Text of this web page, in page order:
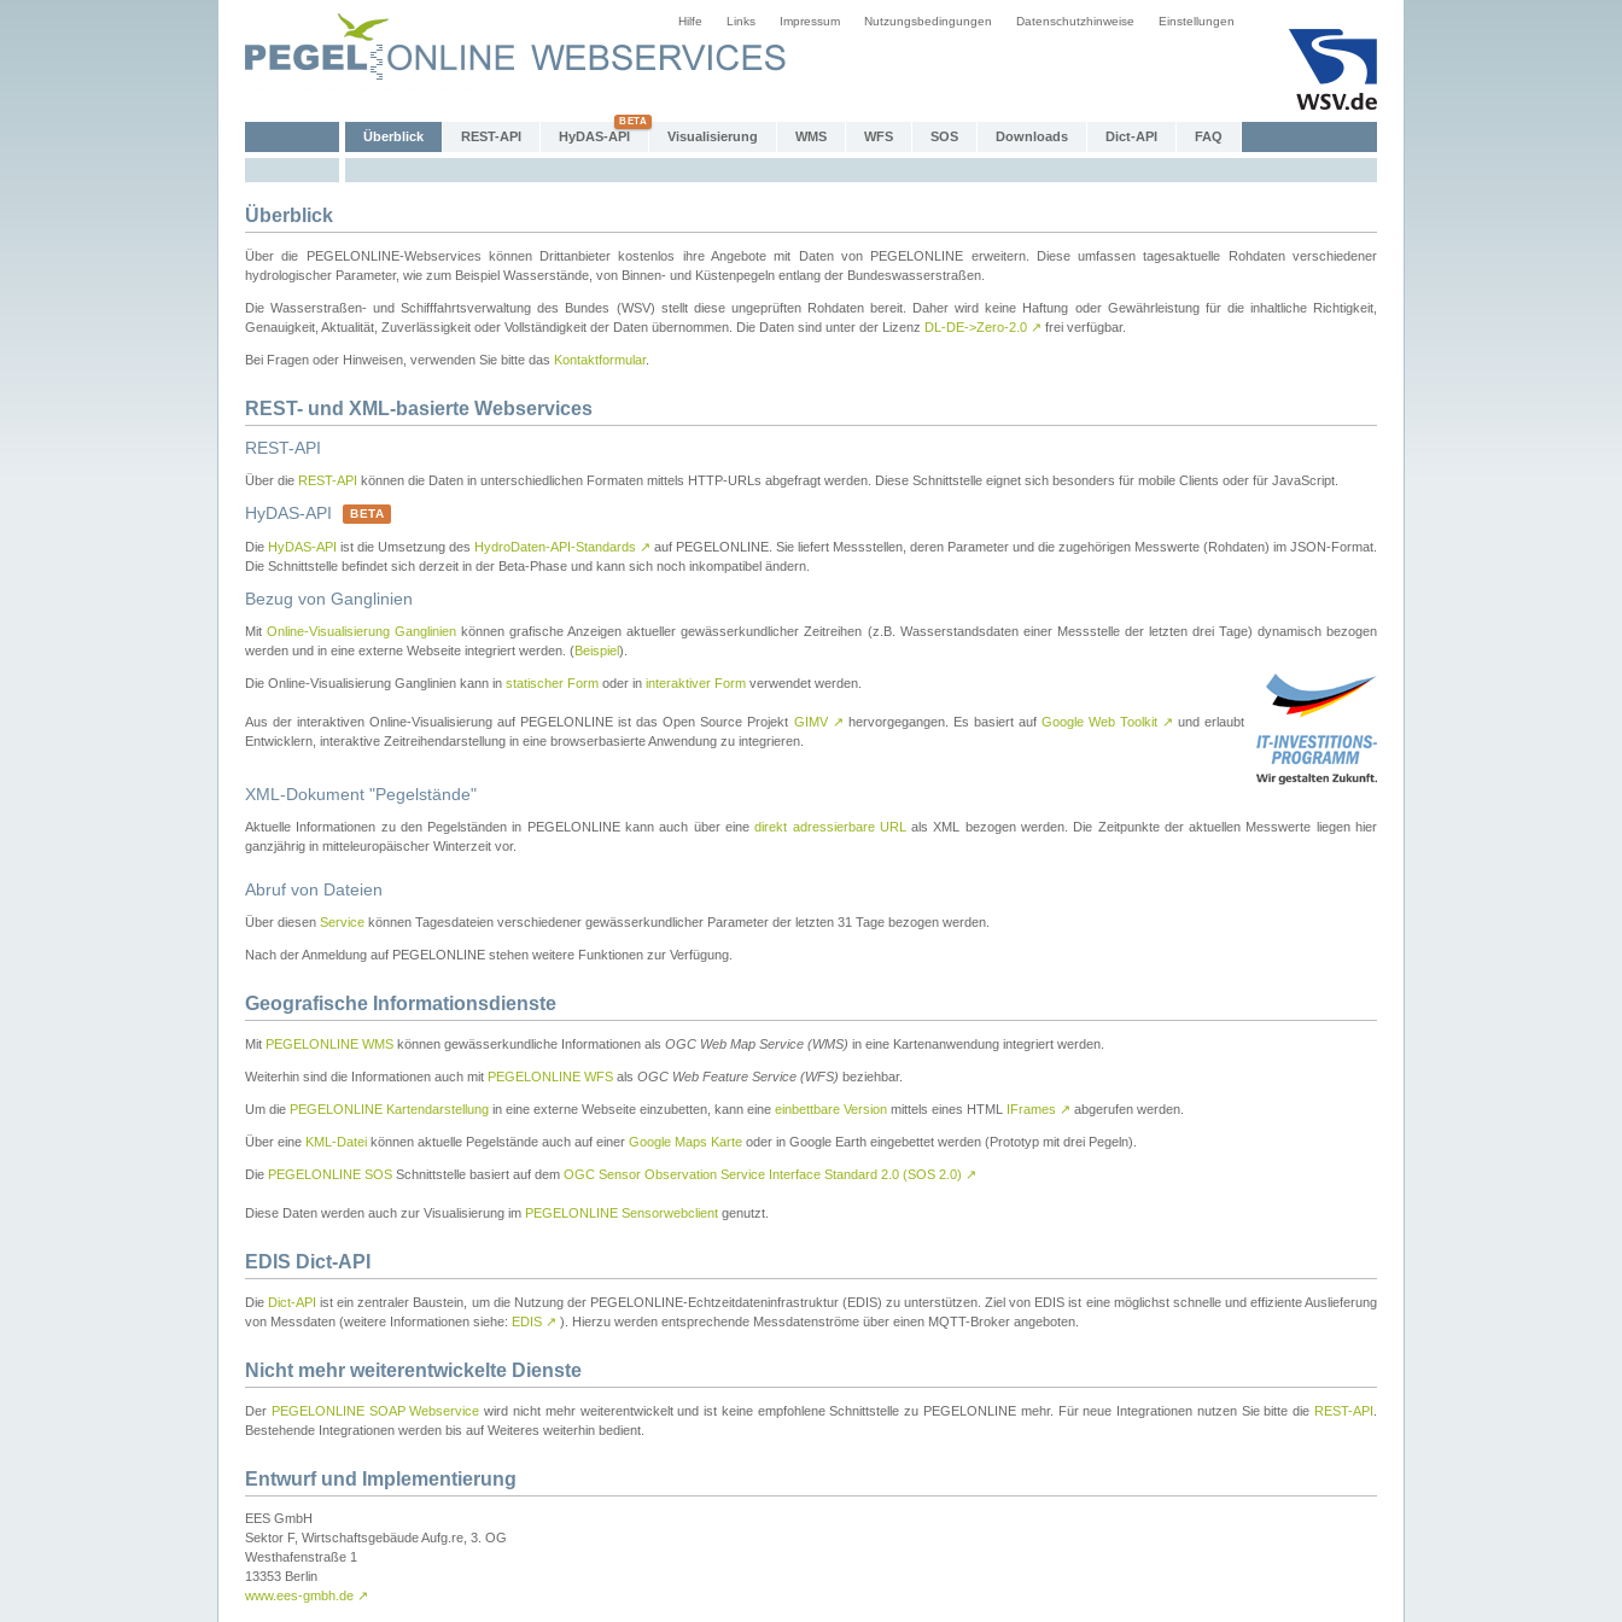
Hilfe Links Impressum Nutzungsbedingungen Datenschutzhinweise Einstellungen
Überblick REST-API HyDAS-API Visualisierung WMS WFS SOS Downloads Dict-API FAQ
Überblick
Über die PEGELONLINE-Webservices können Drittanbieter kostenlos ihre Angebote mit Daten von PEGELONLINE erweitern. Diese umfassen tagesaktuelle Rohdaten verschiedener
hydrologischer Parameter, wie zum Beispiel Wasserstände, von Binnen- und Küstenpegeln entlang der Bundeswasserstraßen.
Die Wasserstraßen- und Schifffahrtsverwaltung des Bundes (WSV) stellt diese ungeprüften Rohdaten bereit. Daher wird keine Haftung oder Gewährleistung für die inhaltliche Richtigkeit,
Genauigkeit, Aktualität, Zuverlässigkeit oder Vollständigkeit der Daten übernommen. Die Daten sind unter der Lizenz DL-DE->Zero-2.0 ↗ frei verfügbar.
Bei Fragen oder Hinweisen, verwenden Sie bitte das Kontaktformular.
REST- und XML-basierte Webservices
REST-API
Über die REST-API können die Daten in unterschiedlichen Formaten mittels HTTP-URLs abgefragt werden. Diese Schnittstelle eignet sich besonders für mobile Clients oder für JavaScript.
HyDAS-API BETA
Die HyDAS-API ist die Umsetzung des HydroDaten-API-Standards ↗ auf PEGELONLINE. Sie liefert Messstellen, deren Parameter und die zugehörigen Messwerte (Rohdaten) im JSON-Format.
Die Schnittstelle befindet sich derzeit in der Beta-Phase und kann sich noch inkompatibel ändern.
Bezug von Ganglinien
MitOnline-Visualisierung Ganglinien können grafische Anzeigen aktueller gewässerkundlicher Zeitreihen (z.B. Wasserstandsdaten einer Messstelle der letzten drei Tage) dynamisch bezogen
werden und in eine externe Webseite integriert werden. (Beispiel).
Die Online-Visualisierung Ganglinien kann in statischer Form oder in interaktiver Form verwendet werden.
Aus der interaktiven Online-Visualisierung auf PEGELONLINE ist das Open Source Projekt GIMV ↗ hervorgegangen. Es basiert auf Google Web Toolkit ↗ und erlaubt
Entwicklern, interaktive Zeitreihendarstellung in eine browserbasierte Anwendung zu integrieren.
XML-Dokument "Pegelstände"
Aktuelle Informationen zu den Pegelständen in PEGELONLINE kann auch über einedirekt adressierbare URL
als XML bezogen werden. Die Zeitpunkte der aktuellen Messwerte liegen hier
ganzjährig in mitteleuropäischer Winterzeit vor.
Abruf von Dateien
Über diesen Service können Tagesdateien verschiedener gewässerkundlicher Parameter der letzten 31 Tage bezogen werden.
Nach der Anmeldung auf PEGELONLINE stehen weitere Funktionen zur Verfügung.
Geografische Informationsdienste
Mit PEGELONLINE WMS können gewässerkundliche Informationen als OGC Web Map Service (WMS) in eine Kartenanwendung integriert werden.
Weiterhin sind die Informationen auch mit PEGELONLINE WFS als OGC Web Feature Service (WFS) beziehbar.
Um die PEGELONLINE Kartendarstellung in eine externe Webseite einzubetten, kann eine einbettbare Version mittels eines HTML IFrames ↗ abgerufen werden.
Über eine KML-Datei können aktuelle Pegelstände auch auf einer Google Maps Karte oder in Google Earth eingebettet werden (Prototyp mit drei Pegeln).
Die PEGELONLINE SOS Schnittstelle basiert auf dem OGC Sensor Observation Service Interface Standard 2.0 (SOS 2.0) ↗
Diese Daten werden auch zur Visualisierung im PEGELONLINE Sensorwebclient genutzt.
EDIS Dict-API
Die Dict-API ist ein zentraler Baustein, um die Nutzung der PEGELONLINE-Echtzeitdateninfrastruktur (EDIS) zu unterstützen. Ziel von EDIS ist eine möglichst schnelle und effiziente Auslieferung
von Messdaten (weitere Informationen siehe: EDIS ↗ ). Hierzu werden entsprechende Messdatenströme über einen MQTT-Broker angeboten.
Nicht mehr weiterentwickelte Dienste
Der PEGELONLINE SOAP Webservice wird nicht mehr weiterentwickelt und ist keine empfohlene Schnittstelle zu PEGELONLINE mehr. Für neue Integrationen nutzen Sie bitte die REST-API
Bestehende Integrationen werden bis auf Weiteres weiterhin bedient.
Entwurf und Implementierung
EES GmbH
Sektor F, Wirtschaftsgebäude Aufg.re, 3. OG
Westhafenstraße 1
13353 Berlin
www.ees-gmbh.de ↗